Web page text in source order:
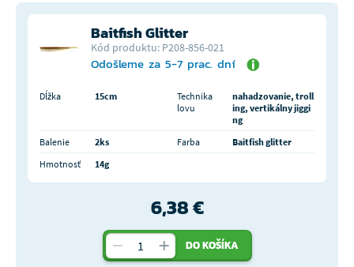
Baitfish Glitter
Kód produktu: P208-856-021
Odošleme za 5-7 prac. dní
Dĺžka 15cm
Technika
lovu
nahadzovanie, troll
ing, vertikálny jiggi
ng
Balenie
2ks Farba
Baitfish glitter
Hmotnosť
14g
6,38 €
DO KOŠÍKA